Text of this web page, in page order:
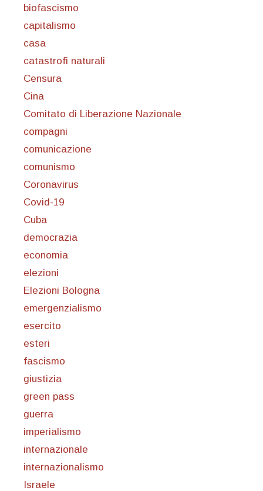
biofascismo
capitalismo
casa
catastrofi naturali
Censura
Cina
Comitato di Liberazione Nazionale
compagni
comunicazione
comunismo
Coronavirus
Covid-19
Cuba
democrazia
economia
elezioni
Elezioni Bologna
emergenzialismo
esercito
esteri
fascismo
giustizia
green pass
guerra
imperialismo
internazionale
internazionalismo
Israele